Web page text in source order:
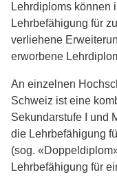
Lehrdiploms können
Lehrbefähigung für
verliehene
erworbene
An einzelnen
Schweiz ist eine
Sekundarstufe I und
die Lehrbefähigung
(sog.
Lehrbefähigung für